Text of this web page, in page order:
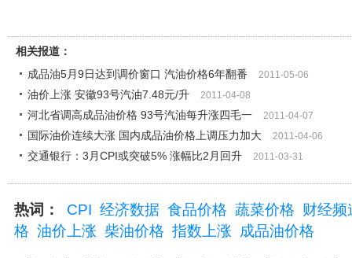
相关报道：
成品油5月9日达到调价窗口 汽油价格6年翻番
2011-05-06
油价上涨 安徽93号汽油7.48元/升 2011-04-08
河北省调高成品油价格 93号汽油每升涨四毛一 2011-04-07
国际油价连续大涨 国内成品油价格上调压力加大 2011-04-06
交通银行：3月CPI或突破5% 涨幅比2月回升 2011-03-31
热词： CPI 经济数据 食品价格 蔬菜价格 财经频
格 油价上涨 柴油价格 指数上涨 成品油价格